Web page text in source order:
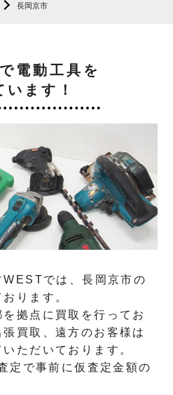
長岡京市
電動工具を
います！
では、長岡京市の
ります。
拠点に買取を行ってお
買取、遠方のお客様は
ただいております。
定で事前に仮査定金額の